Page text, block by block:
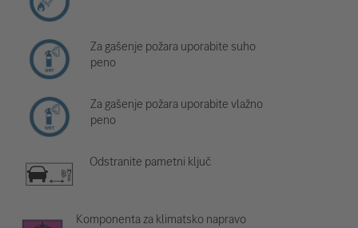
Za gašenje požara uporabite suho
peno
Za gašenje požara uporabite vlažno
peno
Odstranite pametni ključ
Komponenta za klimatsko napravo